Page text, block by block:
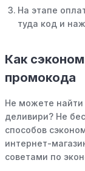
На этапе
туда код и
Как
промокода
Не можете
деливири? Не
способов
интернет-
советами по